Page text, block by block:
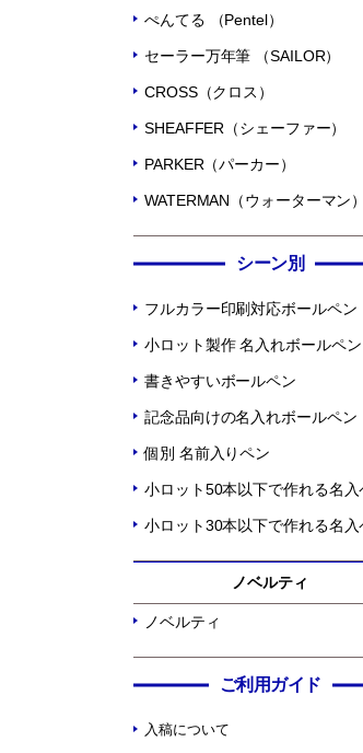
ぺんてる （Pentel）
セーラー万年筆 （SAILOR）
CROSS（クロス）
SHEAFFER（シェーファー）
PARKER（パーカー）
WATERMAN（ウォーターマン）
シーン別
フルカラー印刷対応ボールペン
小ロット製作 名入れボールペン
書きやすいボールペン
記念品向けの名入れボールペン
個別 名前入りペン
小ロット50本以下で作れる名入
小ロット30本以下で作れる名入
ノベルティ
ノベルティ
ご利用ガイド
入稿について